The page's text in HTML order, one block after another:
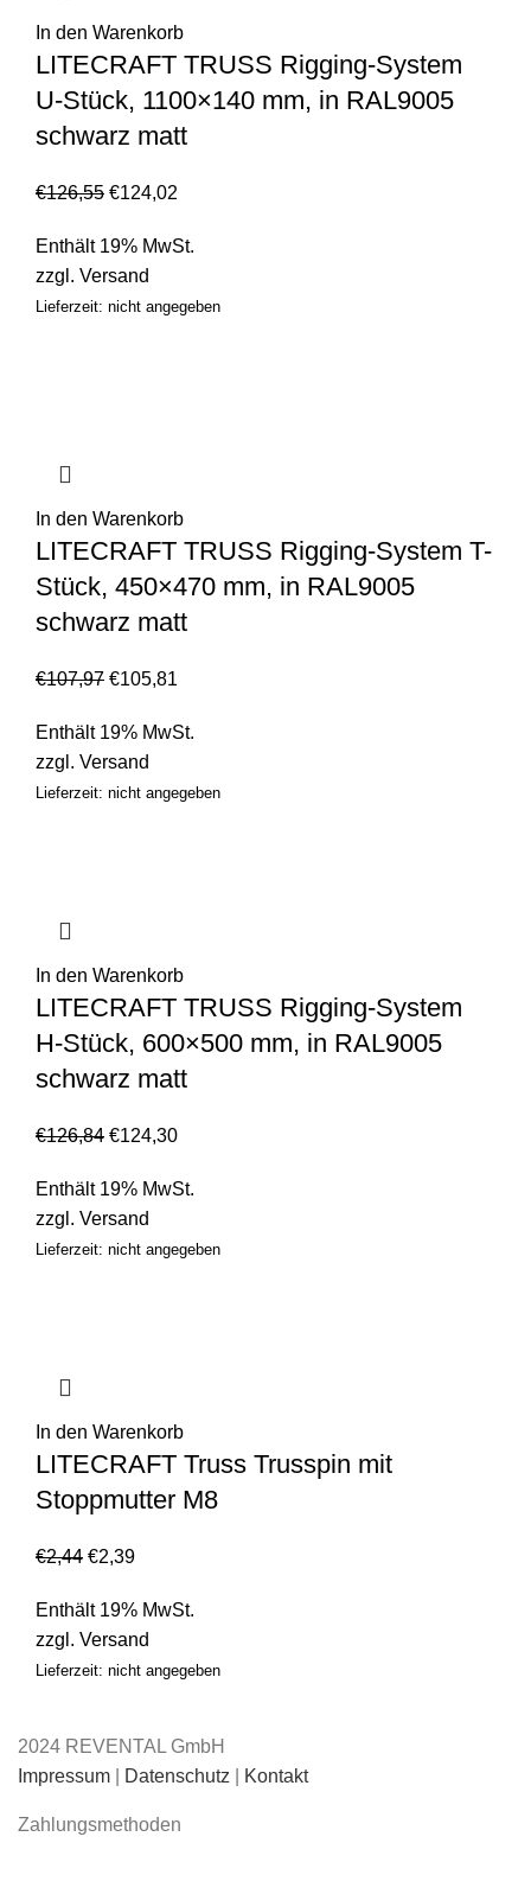
In den Warenkorb
LITECRAFT TRUSS Rigging-System
U-Stück, 1100×140 mm, in RAL9005
schwarz matt
€126,55 €124,02
Enthält 19% MwSt.
zzgl. Versand
Lieferzeit: nicht angegeben
In den Warenkorb
LITECRAFT TRUSS Rigging-System T-
Stück, 450×470 mm, in RAL9005
schwarz matt
€107,97 €105,81
Enthält 19% MwSt.
zzgl. Versand
Lieferzeit: nicht angegeben
In den Warenkorb
LITECRAFT TRUSS Rigging-System
H-Stück, 600×500 mm, in RAL9005
schwarz matt
€126,84 €124,30
Enthält 19% MwSt.
zzgl. Versand
Lieferzeit: nicht angegeben
In den Warenkorb
LITECRAFT Truss Trusspin mit
Stoppmutter M8
€2,44 €2,39
Enthält 19% MwSt.
zzgl. Versand
Lieferzeit: nicht angegeben
2024 REVENTAL GmbH
Impressum
Datenschutz Kontakt
Zahlungsmethoden